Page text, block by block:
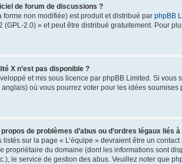
de forum de discussions ?
forme non modifiée) est produit et distribué par phpBB
(GPL-2.0) » et peut être distribué gratuitement. Pour
X n’est pas disponible ?
et mis sous licence par phpBB Limited. Si
anglais) où vous pourrez voter pour les idées soumises
de problèmes d’abus ou d’ordres légaux liés
listés sur la page « L’équipe » devraient être un
propriétaire du domaine (dont les informations sont
le service de gestion des abus. Veuillez noter que